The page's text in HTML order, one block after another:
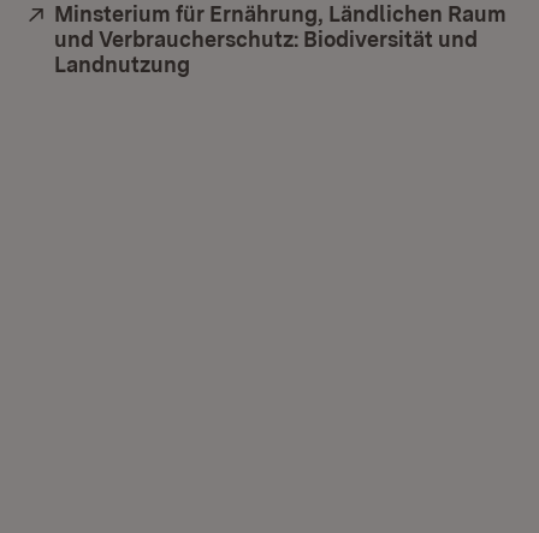
Extern:
Minsterium für Ernährung, Ländlichen Raum
und Verbraucherschutz: Biodiversität und
Landnutzung